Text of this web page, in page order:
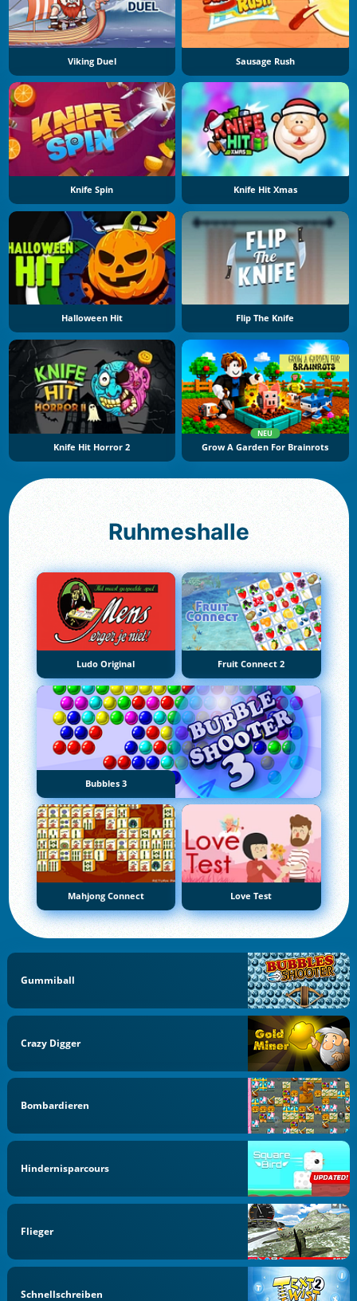
Viking Duel Sausage Rush
Knife Spin Knife Hit Xmas
Halloween Hit Flip The Knife
Knife Hit Horror 2
NEU
Grow A Garden For Brainrots
Ruhmeshalle
Ludo Original Fruit Connect 2
Bubbles 3
Mahjong Connect Love Test
Gummiball
Crazy Digger
Bombardieren
Hindernisparcours
Flieger
Schnellschreiben